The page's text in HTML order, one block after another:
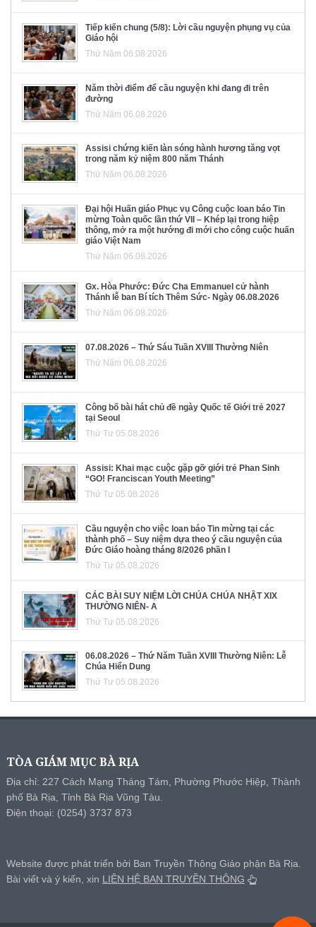
Tiếp kiến chung (5/8): Lời cầu nguyện phụng vụ của
Giáo hội
Thứ Năm 06.08.2026
Năm thời điểm để cầu nguyện khi đang đi trên
đường
Thứ Năm 06.08.2026
Assisi chứng kiến làn sóng hành hương tăng vọt
trong năm kỷ niệm 800 năm Thánh
Thứ Năm 06.08.2026
Đại hội Huấn giáo Phục vụ Công cuộc loan báo Tin
mừng Toàn quốc lần thứ VII – Khép lại trong hiệp
thông, mở ra một hướng đi mới cho công cuộc huấn
giáo Việt Nam
Thứ Năm 06.08.2026
Gx. Hòa Phước: Đức Cha Emmanuel cử hành
Thánh lễ ban Bí tích Thêm Sức- Ngày 06.08.2026
Thứ Năm 06.08.2026
07.08.2026 – Thứ Sáu Tuần XVIII Thường Niên
Thứ Năm 06.08.2026
Công bố bài hát chủ đề ngày Quốc tế Giới trẻ 2027
tại Seoul
Thứ Tư 05.08.2026
Assisi: Khai mạc cuộc gặp gỡ giới trẻ Phan Sinh
“GO! Franciscan Youth Meeting”
Thứ Tư 05.08.2026
Cầu nguyện cho việc loan báo Tin mừng tại các
thành phố – Suy niệm dựa theo ý cầu nguyện của
Đức Giáo hoàng tháng 8/2026 phần I
Thứ Tư 05.08.2026
CÁC BÀI SUY NIỆM LỜI CHÚA CHÚA NHẬT XIX
THƯỜNG NIÊN- A
Thứ Tư 05.08.2026
06.08.2026 – Thứ Năm Tuần XVIII Thường Niên: Lễ
Chúa Hiển Dung
Thứ Tư 05.08.2026
TÒA GIÁM MỤC BÀ RỊA
Địa chỉ: 227 Cách Mạng Tháng Tám, Phường Phước Hiệp, Thành
phố Bà Rịa, Tỉnh Bà Rịa Vũng Tàu.
Điện thoại: (0254) 3737 873
Website được phát triển bởi Ban Truyền Thông Giáo phận Bà Rịa.
Bài viết và ý kiến, xin LIÊN HỆ BAN TRUYỀN THÔNG